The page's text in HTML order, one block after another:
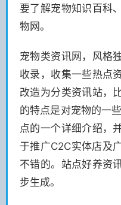
要了解宠物知识百科
物网。
宠物类资讯网，风格
收录，收集一些热点
改造为分类资讯站，
的特点是对宠物的一
点的一个详细介绍，
于推广C2C实体店及
不错的。站点好养资
步生成。